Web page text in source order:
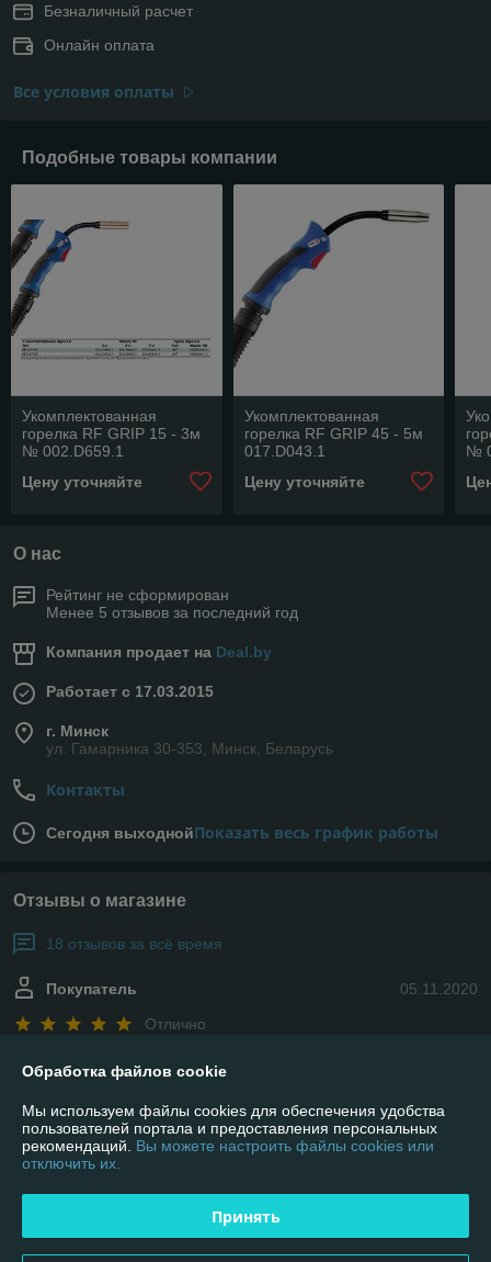
Безналичный расчет
Онлайн оплата
Все условия оплаты
Подобные товары компании
Укомплектованная
горелка RF GRIP 15 - 3м
№ 002.D659.1
Цену уточняйте
Укомплектованная
горелка RF GRIP 45 - 5м
017.D043.1
Цену уточняйте
№
О нас
Рейтинг не сформирован
Менее 5 отзывов за последний год
Компания продает на Deal.by
Работает с 17.03.2015
г. Минск
ул. Гамарника 30-353, Минск, Беларусь
Контакты
Сегодня выходнойПоказать весь график работы
Отзывы о магазине
18 отзывов за всё время
05.11.2020
Покупатель
Отлично
Отличный магазин!!!Супер все! Всем советую! Доставка на высоте,
вежливые)))Вежливость! Быстрота доставки! Качество товара.
Покупатель
Обработка файлов cookie
Мы используем файлы cookies для обеспечения удобства
пользователей портала и предоставления персональных
рекомендаций. Вы можете настроить файлы cookies или
отключить их.
Принять